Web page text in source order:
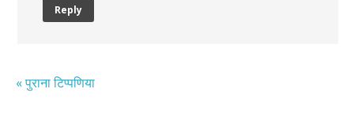
Reply
« पुराना टिप्पणिया